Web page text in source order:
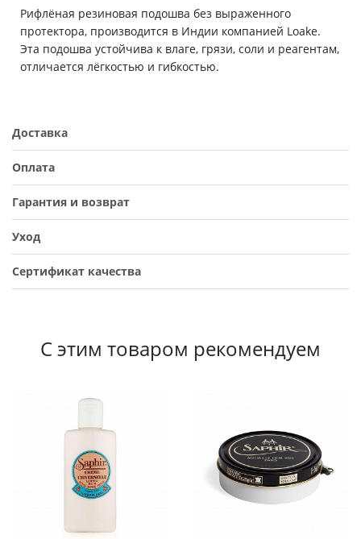
Рифлёная резиновая подошва без выраженного
протектора, производится в Индии компанией Loake.
Эта подошва устойчива к влаге, грязи, соли и реагентам,
отличается лёгкостью и гибкостью.
Доставка
Оплата
Гарантия и возврат
Уход
Сертификат качества
С этим товаром рекомендуем